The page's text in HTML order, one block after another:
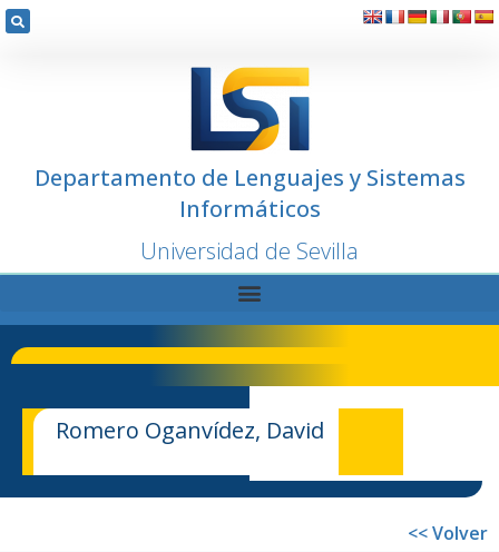
Departamento de Lenguajes y Sistemas
Informáticos
Universidad de Sevilla
Romero Oganvídez, David
<< Volver